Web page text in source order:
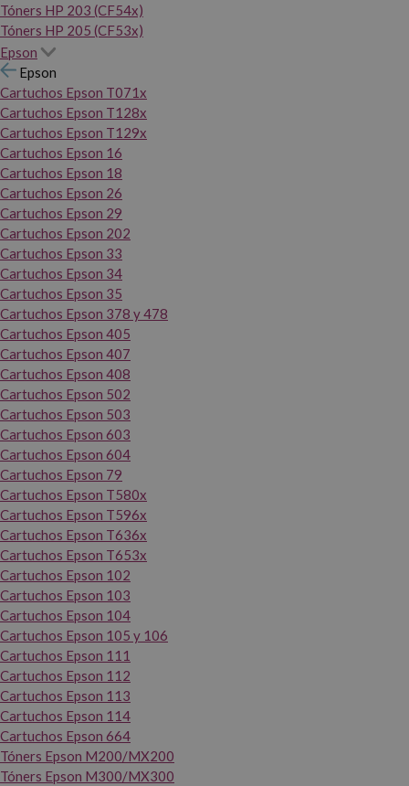
Tóners HP 203 (CF54x)
Tóners HP 205 (CF53x)
Epson
Epson
Cartuchos Epson T071x
Cartuchos Epson T128x
Cartuchos Epson T129x
Cartuchos Epson 16
Cartuchos Epson 18
Cartuchos Epson 26
Cartuchos Epson 29
Cartuchos Epson 202
Cartuchos Epson 33
Cartuchos Epson 34
Cartuchos Epson 35
Cartuchos Epson 378 y 478
Cartuchos Epson 405
Cartuchos Epson 407
Cartuchos Epson 408
Cartuchos Epson 502
Cartuchos Epson 503
Cartuchos Epson 603
Cartuchos Epson 604
Cartuchos Epson 79
Cartuchos Epson T580x
Cartuchos Epson T596x
Cartuchos Epson T636x
Cartuchos Epson T653x
Cartuchos Epson 102
Cartuchos Epson 103
Cartuchos Epson 104
Cartuchos Epson 105 y 106
Cartuchos Epson 111
Cartuchos Epson 112
Cartuchos Epson 113
Cartuchos Epson 114
Cartuchos Epson 664
Tóners Epson M200/MX200
Tóners Epson M300/MX300